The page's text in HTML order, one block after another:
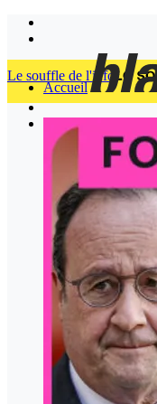
Accueil
Le souffle de l'info